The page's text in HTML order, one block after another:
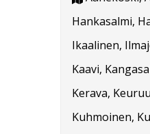
Hankasalmi,
Ikaalinen,
Kaavi,
Kerava,
Kuhmoinen,